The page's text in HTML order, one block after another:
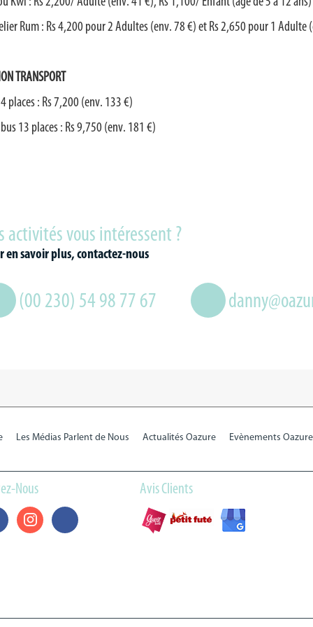
Rum : Rs 4,200 pour 2 Adultes (env. 78 €) et Rs 2,650 pour 1 Adulte
TRANSPORT
places : Rs 7,200 (env. 133 €)
13 places : Rs 9,750 (env. 181 €)
activités vous intéressent ?
en savoir plus, contactez-nous
(00 230) 54 98 77 67
Les Médias Parlent de Nous Actualités Oazure Evènements Oazure
Nous Avis Clients